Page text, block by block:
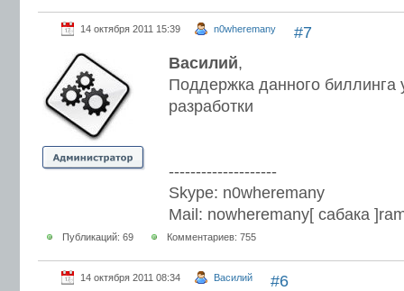
#7
14 октября 2011 15:39 n0wheremany
Василий,
Поддержка данного биллинга
разработки
--------------------
Skype: n0wheremany
Mail: nowheremany[ сабака
Публикаций: 69 Комментариев: 755
#6
14 октября 2011 08:34 Василий